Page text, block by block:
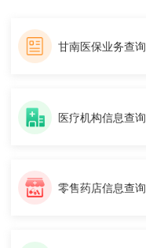
甘南医保业务查询
医疗机构信息查询
零售药店信息查询